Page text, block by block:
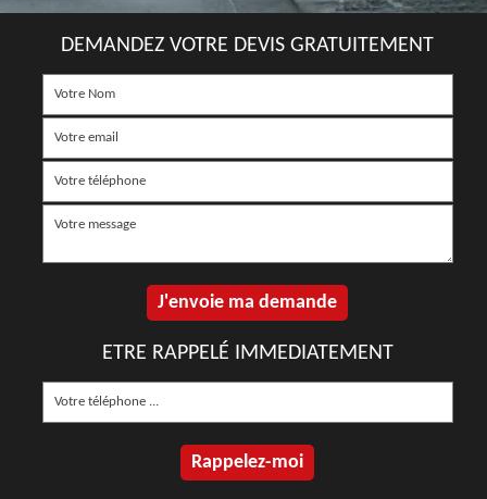
DEMANDEZ VOTRE DEVIS GRATUITEMENT
ETRE RAPPELÉ IMMEDIATEMENT